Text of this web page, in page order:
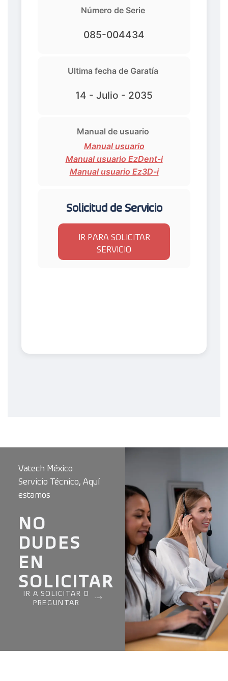
Número de Serie
085-004434
Ultima fecha de Garatía
14 - Julio - 2035
Manual de usuario
Manual usuario
Manual usuario EzDent-i
Manual usuario Ez3D-i
Solicitud de Servicio
IR PARA SOLICITAR
SERVICIO
Vatech México
Servicio Técnico, Aquí
estamos
NO
DUDES
EN
SOLICITAR
IR A SOLICITAR O
PREGUNTAR